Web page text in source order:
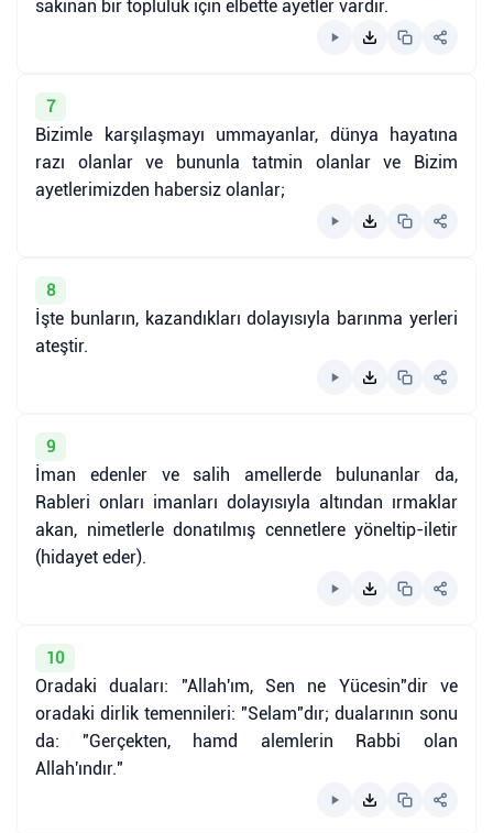
sakınan bir topluluk için elbette ayetler vardır.
7
Bizimle karşılaşmayı ummayanlar, dünya hayatına
razı olanlar ve bununla tatmin olanlar ve Bizim
ayetlerimizden habersiz olanlar;
8
İşte bunların, kazandıkları dolayısıyla barınma yerleri
ateştir.
9
İman edenler ve salih amellerde bulunanlar da,
Rableri onları imanları dolayısıyla altından ırmaklar
akan, nimetlerle donatılmış cennetlere yöneltip-iletir
(hidayet eder).
10
Oradaki duaları: "Allah'ım, Sen ne Yücesin"dir ve
oradaki dirlik temennileri: "Selam"dır; dualarının sonu
da: "Gerçekten, hamd alemlerin Rabbi olan
Allah'ındır."